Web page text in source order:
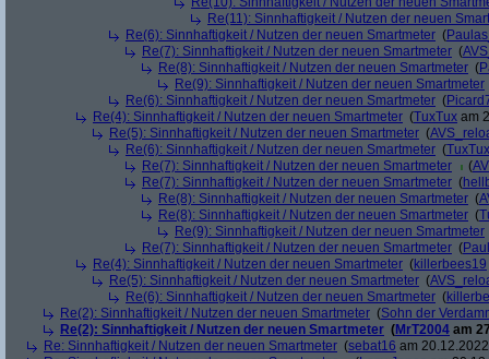
Re(11): Sinnhaftigkeit / Nutzen der neuen
Re(6): Sinnhaftigkeit / Nutzen der neuen Smartmeter (
Re(7): Sinnhaftigkeit / Nutzen der neuen Smartmeter (
Re(8): Sinnhaftigkeit / Nutzen der neuen Smartmeter (
Re(9): Sinnhaftigkeit / Nutzen der neuen Smartmeter
Re(6): Sinnhaftigkeit / Nutzen der neuen Smartmeter (
Re(4): Sinnhaftigkeit / Nutzen der neuen Smartmeter (TuxTux am
Re(5): Sinnhaftigkeit / Nutzen der neuen Smartmeter (
Re(6): Sinnhaftigkeit / Nutzen der neuen Smartmeter (TuxTux
Re(7): Sinnhaftigkeit / Nutzen der neuen Smartmeter
(
Re(7): Sinnhaftigkeit / Nutzen der neuen Smartmeter (
Re(8): Sinnhaftigkeit / Nutzen der neuen Smartmeter (
Re(8): Sinnhaftigkeit / Nutzen der neuen Smartmeter (
Re(9): Sinnhaftigkeit / Nutzen der neuen Smartmeter
Re(7): Sinnhaftigkeit / Nutzen der neuen Smartmeter (
Re(4): Sinnhaftigkeit / Nutzen der neuen Smartmeter (killerbees19
Re(5): Sinnhaftigkeit / Nutzen der neuen Smartmeter (
Re(6): Sinnhaftigkeit / Nutzen der neuen Smartmeter (
Re(2): Sinnhaftigkeit / Nutzen der neuen Smartmeter (Sohn der
Re(2): Sinnhaftigkeit / Nutzen der neuen Smartmeter (MrT2004 am
Re: Sinnhaftigkeit / Nutzen der neuen Smartmeter (sebat16 am